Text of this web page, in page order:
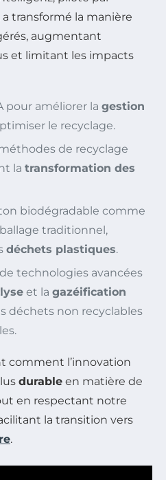
a transformé la manière
augmentant
et limitant les impacts
pour améliorer la gestion
le recyclage.
de recyclage
la transformation des
biodégradable comme
traditionnel,
déchets plastiques.
technologies avancées
et la gazéification
déchets non recyclables
comment l’innovation
durable en matière de
en respectant notre
la transition vers
.